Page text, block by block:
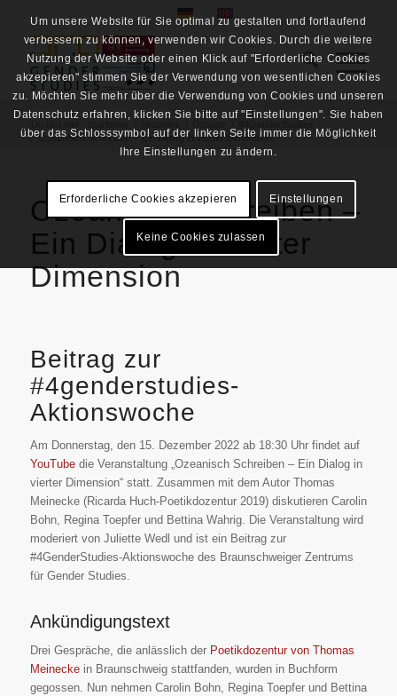
/ Ozeanisch Schreiben – Ein Dialog in vierter Dimension
Ozeanisch Schreiben –
Ein Dialog in vierter
Dimension
Beitrag zur
#4genderstudies-
Aktionswoche
Am Donnerstag, den 15. Dezember 2022 ab 18:30 Uhr findet auf
YouTubedie Veranstaltung „Ozeanisch Schreiben – Ein Dialog in
vierter Dimension“ statt. Zusammen mit dem Autor Thomas
Meinecke (Ricarda Huch-Poetikdozentur 2019) diskutieren Carolin
Bohn, Regina Toepfer und Bettina Wahrig. Die Veranstaltung wird
moderiert von Juliette Wedl und ist ein Beitrag zur
#4GenderStudies-Aktionswoche des Braunschweiger Zentrums
für Gender Studies.
Ankündigungstext
Drei Gespräche, die anlässlich der Poetikdozentur von Thomas
Meineckein Braunschweig stattfanden, wurden in Buchform
gegossen. Nun nehmen Carolin Bohn, Regina Toepfer und Bettina
Um unsere Website für Sie optimal zu gestalten und fortlaufend
verbessern zu können, verwenden wir Cookies. Durch die weitere
Nutzung der Website oder einen Klick auf "Erforderliche Cookies
akzepieren" stimmen Sie der Verwendung von wesentlichen Cookies
zu. Möchten Sie mehr über die Verwendung von Cookies und unseren
Datenschutz erfahren, klicken Sie bitte auf "Einstellungen". Sie haben
über das Schlosssymbol auf der linken Seite immer die Möglichkeit
Ihre Einstellungen zu ändern.
Erforderliche Cookies akzepieren Einstellungen
Keine Cookies zulassen